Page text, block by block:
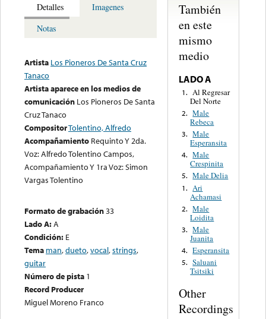
Detalles
Imagenes
Notas
Artista Los Pioneros De Santa Cruz
Tanaco
Artista aparece en los medios de
comunicación Los Pioneros De Santa
Cruz Tanaco
CompositorTolentino, Alfredo
Acompañamiento Requinto Y 2da.
Voz: Alfredo Tolentino Campos,
Acompañamiento Y 1ra Voz: Simon
Vargas Tolentino
Formato de grabación33
Lado A:A
Condición: E
Tema man,dueto,vocal,strings,
guitar
Número de pista 1
Record Producer
Miguel Moreno Franco
También
en este
mismo
medio
LADO A
1. Al Regresar
Del Norte
2. Male
Rebeca
3. Male
Esperansita
4. Male
Crespinita
5. Male Delia
1. Ari
Achamasi
2. Male
Loidita
3. Male
Juanita
4. Esperansita
5. Saluani
Tsitsiki
Other
Recordings